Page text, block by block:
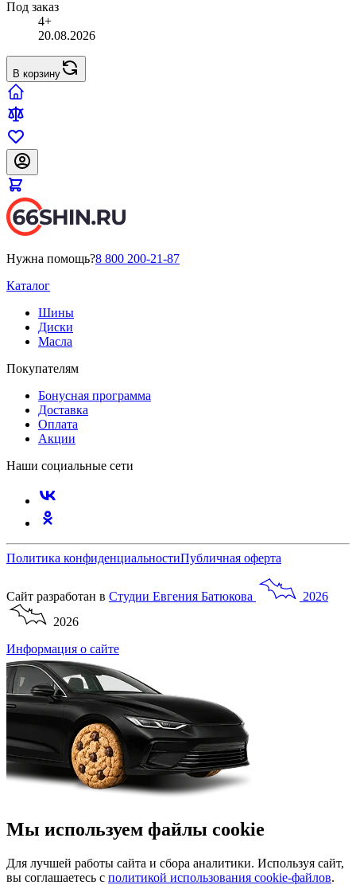
Под заказ
4+
20.08.2026
В корзину
Нужна помощь?8 800 200-21-87
Каталог
Шины
Диски
Масла
Покупателям
Бонусная программа
Доставка
Оплата
Акции
Наши социальные сети
Политика конфиденциальностиПубличная оферта
Сайт разработан в Студии Евгения Батюкова
2026
2026
Информация о сайте
Мы используем файлы cookie
Для лучшей работы сайта и сбора аналитики. Используя сайт,
вы соглашаетесь с политикой использования cookie-файлов.